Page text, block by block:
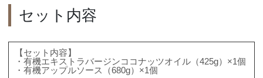
セット内容
【セット内容】
・有機エキストラバージンココナッツオイル（425g）×1個
・有機アップルソース（680g）×1個